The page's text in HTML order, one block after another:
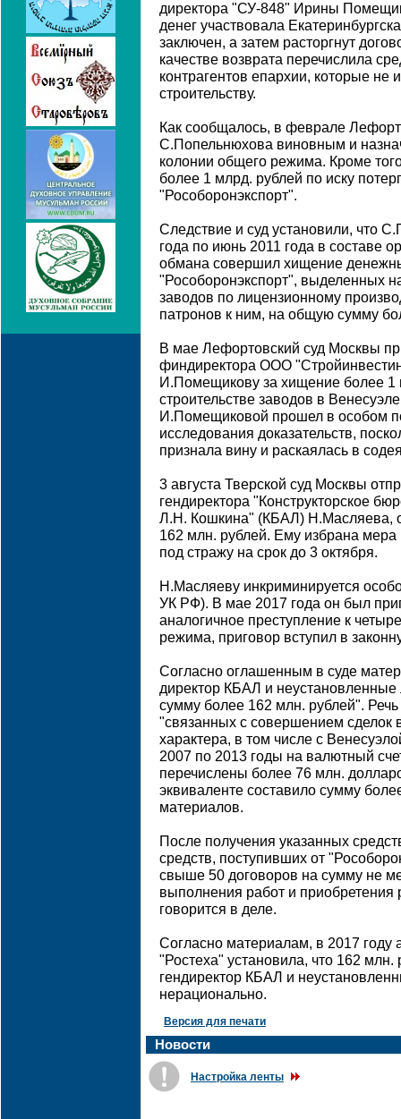
директора "СУ-848" Ирины
денег участвовала
заключен, а затем расторгнут
качестве возврата перечислила
контрагентов епархии, которые не
строительству.
Как сообщалось, в феврале
С.Попельнюхова виновным и
колонии общего режима. Кроме
более 1 млрд. рублей по иску
"Рособоронэкспорт".
Следствие и суд установили, что
года по июнь 2011 года в составе
обмана совершил хищение
"Рособоронэкспорт", выделенных
заводов по лицензионному
патронов к ним, на общую сумму
В мае Лефортовский суд Москвы
финдиректора ООО
И.Помещикову за хищение более 1
строительстве заводов в
И.Помещиковой прошел в особом
исследования доказательств,
признала вину и раскаялась в
3 августа Тверской суд Москвы
гендиректора "Конструкторское
Л.Н. Кошкина" (КБАЛ) Н.Масляева,
162 млн. рублей. Ему избрана
под стражу на срок до 3 октября.
Н.Масляеву инкриминируется
УК РФ). В мае 2017 года он был
аналогичное преступление к
режима, приговор вступил в
Согласно оглашенным в суде
директор КБАЛ и
сумму более 162 млн. рублей". Речь
"связанных с совершением сделок
характера, в том числе с
2007 по 2013 годы на валютный
перечислены более 76 млн.
эквиваленте составило сумму
материалов.
После получения указанных
средств, поступивших от
свыше 50 договоров на сумму не
выполнения работ и приобретения
говорится в деле.
Согласно материалам, в 2017 году
"Ростеха" установила, что 162 млн.
гендиректор КБАЛ и
нерационально.
Версия для печати
Новости
Настройка ленты